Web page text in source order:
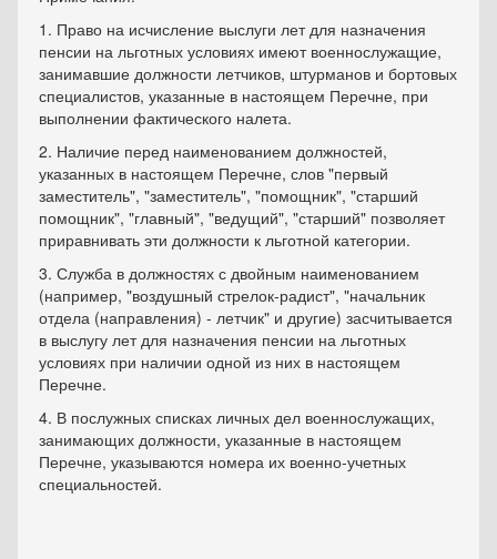
1. Право на исчисление выслуги лет для назначения
пенсии на льготных условиях имеют военнослужащие,
занимавшие должности летчиков, штурманов и бортовых
специалистов, указанные в настоящем Перечне, при
выполнении фактического налета.
2. Наличие перед наименованием должностей,
указанных в настоящем Перечне, слов "первый
заместитель", "заместитель", "помощник", "старший
помощник", "главный", "ведущий", "старший" позволяет
приравнивать эти должности к льготной категории.
3. Служба в должностях с двойным наименованием
(например, "воздушный стрелок-радист", "начальник
отдела (направления) - летчик" и другие) засчитывается
в выслугу лет для назначения пенсии на льготных
условиях при наличии одной из них в настоящем
Перечне.
4. В послужных списках личных дел военнослужащих,
занимающих должности, указанные в настоящем
Перечне, указываются номера их военно-учетных
специальностей.